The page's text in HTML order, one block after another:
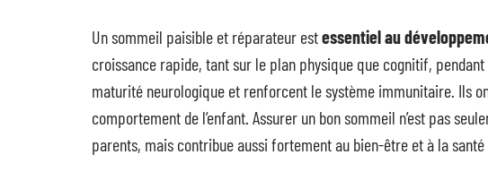
Un sommeil paisible et réparateur estessentiel au
croissance rapide, tant sur le plan physique que cognitif,
maturité neurologique et renforcent le système immunitaire. Ils
comportement de l’enfant. Assurer un bon sommeil n’est pas
parents, mais contribue aussi fortement au bien-être et à la santé